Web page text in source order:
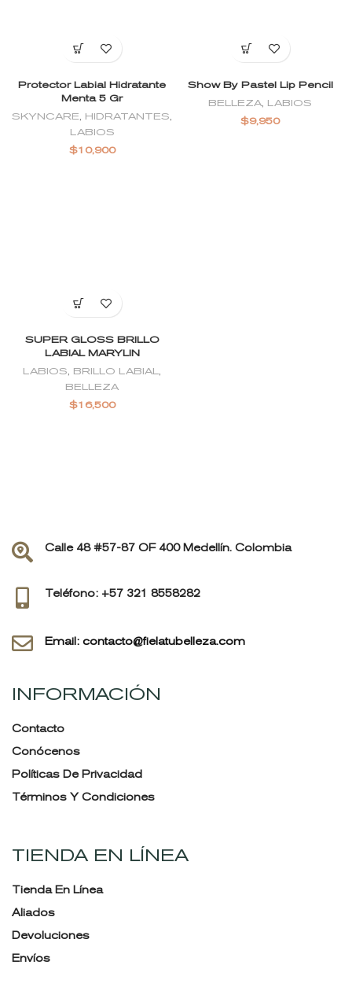
Protector Labial Hidratante
Menta 5 Gr
SKYNCARE, HIDRATANTES,
LABIOS
$10,900
Show By Pastel Lip Pencil
BELLEZA, LABIOS
$9,950
SUPER GLOSS BRILLO
LABIAL MARYLIN
LABIOS, BRILLO LABIAL,
BELLEZA
$16,500
Calle 48 #57-87 OF 400 Medellín. Colombia
Teléfono: +57 321 8558282
Email: contacto@fielatubelleza.com
INFORMACIÓN
Contacto
Conócenos
Políticas De Privacidad
Términos Y Condiciones
TIENDA EN LÍNEA
Tienda En Línea
Aliados
Devoluciones
Envíos